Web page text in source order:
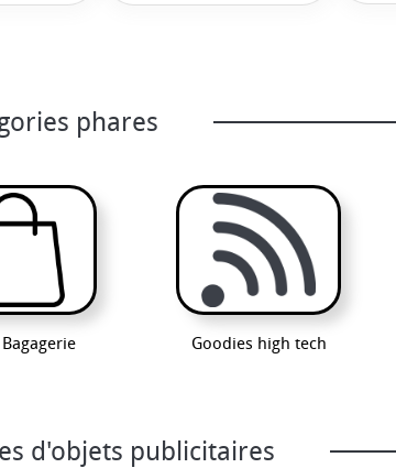
d'objets publicitaires
phares
Goodies high tech